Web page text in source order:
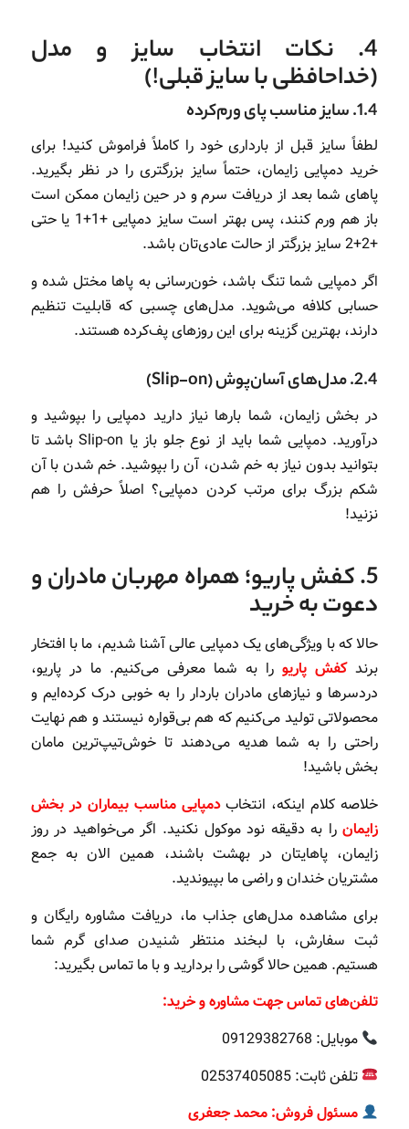
4. نکات انتخاب سایز و مدل
(خداحافظی با سایز قبلی!)
1.4. سایز مناسب پای ورم‌کرده
لطفاً سایز قبل از بارداری خود را کاملاً فراموش کنید! برای
خرید دمپایی زایمان، حتماً سایز بزرگتری را در نظر بگیرید.
پاهای شما بعد از دریافت سرم و در حین زایمان ممکن است
باز هم ورم کنند، پس بهتر است سایز دمپایی+1 +1 یا حتی
+2 +2 سایز بزرگتر از حالت عادی‌تان باشد.
اگر دمپایی شما تنگ باشد، خون‌رسانی به پاها مختل شده و
حسابی کلافه می‌شوید. مدل‌های چسبی که قابلیت تنظیم
دارند، بهترین گزینه برای این روزهای پف‌کرده هستند.
2.4. مدل‌های آسان‌پوش (Slip-on)
در بخش زایمان، شما بارها نیاز دارید دمپایی را بپوشید و
درآورید. دمپایی شما باید از نوع جلو باز یا Slip-on باشد تا
بتوانید بدون نیاز به خم شدن، آن را بپوشید. خم شدن با آن
شکم بزرگ برای مرتب کردن دمپایی؟ اصلاً حرفش را هم
نزنید!
5. کفش پاریو؛ همراه مهربان مادران و
دعوت به خرید
حالا که با ویژگی‌های یک دمپایی عالی آشنا شدیم، ما با افتخار
برندکفش پاریورا به شما معرفی می‌کنیم. ما در پاریو،
دردسرها و نیازهای مادران باردار را به خوبی درک کرده‌ایم و
محصولاتی تولید می‌کنیم که هم بی‌قواره نیستند و هم نهایت
راحتی را به شما هدیه می‌دهند تا خوش‌تیپ‌ترین مامان
بخش باشید!
خلاصه کلام اینکه، انتخابدمپایی مناسب بیماران در بخش
زایمانرا به دقیقه نود موکول نکنید. اگر می‌خواهید در روز
زایمان، پاهایتان در بهشت باشند، همین الان به جمع
مشتریان خندان و راضی ما بپیوندید.
برای مشاهده مدل‌های جذاب ما، دریافت مشاوره رایگان و
ثبت سفارش، با لبخند منتظر شنیدن صدای گرم شما
هستیم. همین حالا گوشی را بردارید و با ما تماس بگیرید:
تلفن‌های تماس جهت مشاوره و خرید:
موبایل: 09129382768
تلفن ثابت: 02537405085
مسئول فروش: محمد جعفری